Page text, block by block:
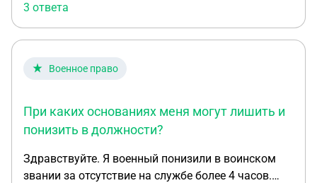
3 ответа
Военное право
При каких основаниях меня могут лишить и
понизить в должности?
Здравствуйте. Я военный понизили в воинском
звании за отсутствие на службе более 4 часов.